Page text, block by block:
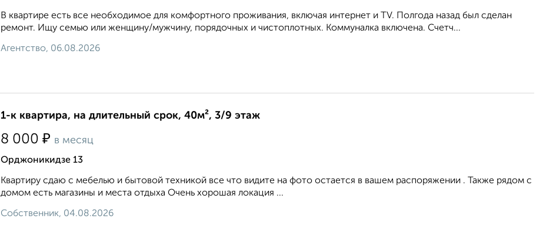
В квартире есть все необходимое для комфортного проживания, включая интернет и TV. Полгода назад был сделан
ремонт. Ищу семью или женщину/мужчину, порядочных и чистоплотных. Коммуналка включена. Счетч...
Агентство, 06.08.2026
1-к квартира, на длительный срок, 40м², 3/9 этаж
8 000 ₽ в месяц
Орджоникидзе 13
Квартиру сдаю с мебелью и бытовой техникой все что видите на фото остается в вашем распоряжении . Также рядом с
домом есть магазины и места отдыха Очень хорошая локация ...
Собственник, 04.08.2026